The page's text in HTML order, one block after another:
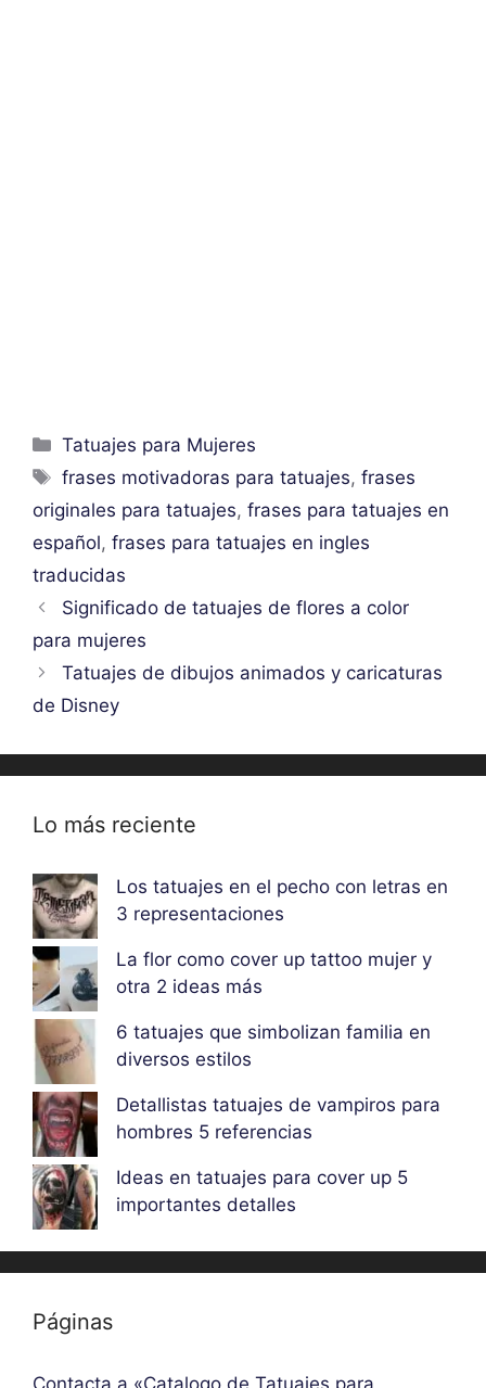
Categorías
Tatuajes para Mujeres
Etiquetas
frases motivadoras para tatuajes,frases
originales para tatuajes, frases para tatuajes en
español, frases para tatuajes en ingles
traducidas
Significado de tatuajes de flores a color
para mujeres
Tatuajes de dibujos animados y caricaturas
de Disney
Lo más reciente
Los tatuajes en el pecho con letras en
3 representaciones
La flor como cover up tattoo mujer y
otra 2 ideas más
6 tatuajes que simbolizan familia en
diversos estilos
Detallistas tatuajes de vampiros para
hombres 5 referencias
Ideas en tatuajes para cover up 5
importantes detalles
Páginas